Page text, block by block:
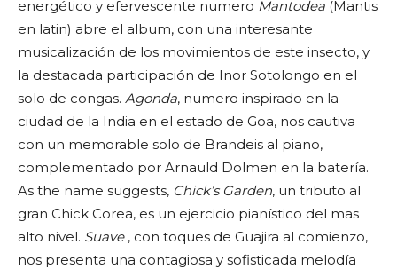
energético y efervescente numero Mantodea (Mantis
en latin) abre el album, con una interesante
musicalización de los movimientos de este insecto, y
la destacada participación de Inor Sotolongo en el
solo de congas. Agonda, numero inspirado en la
ciudad de la India en el estado de Goa, nos cautiva
con un memorable solo de Brandeis al piano,
complementado por Arnauld Dolmen en la batería.
As the name suggests, Chick’s Garden, un tributo al
gran Chick Corea, es un ejercicio pianístico del mas
alto nivel. Suave , con toques de Guajira al comienzo,
nos presenta una contagiosa y sofisticada melodía